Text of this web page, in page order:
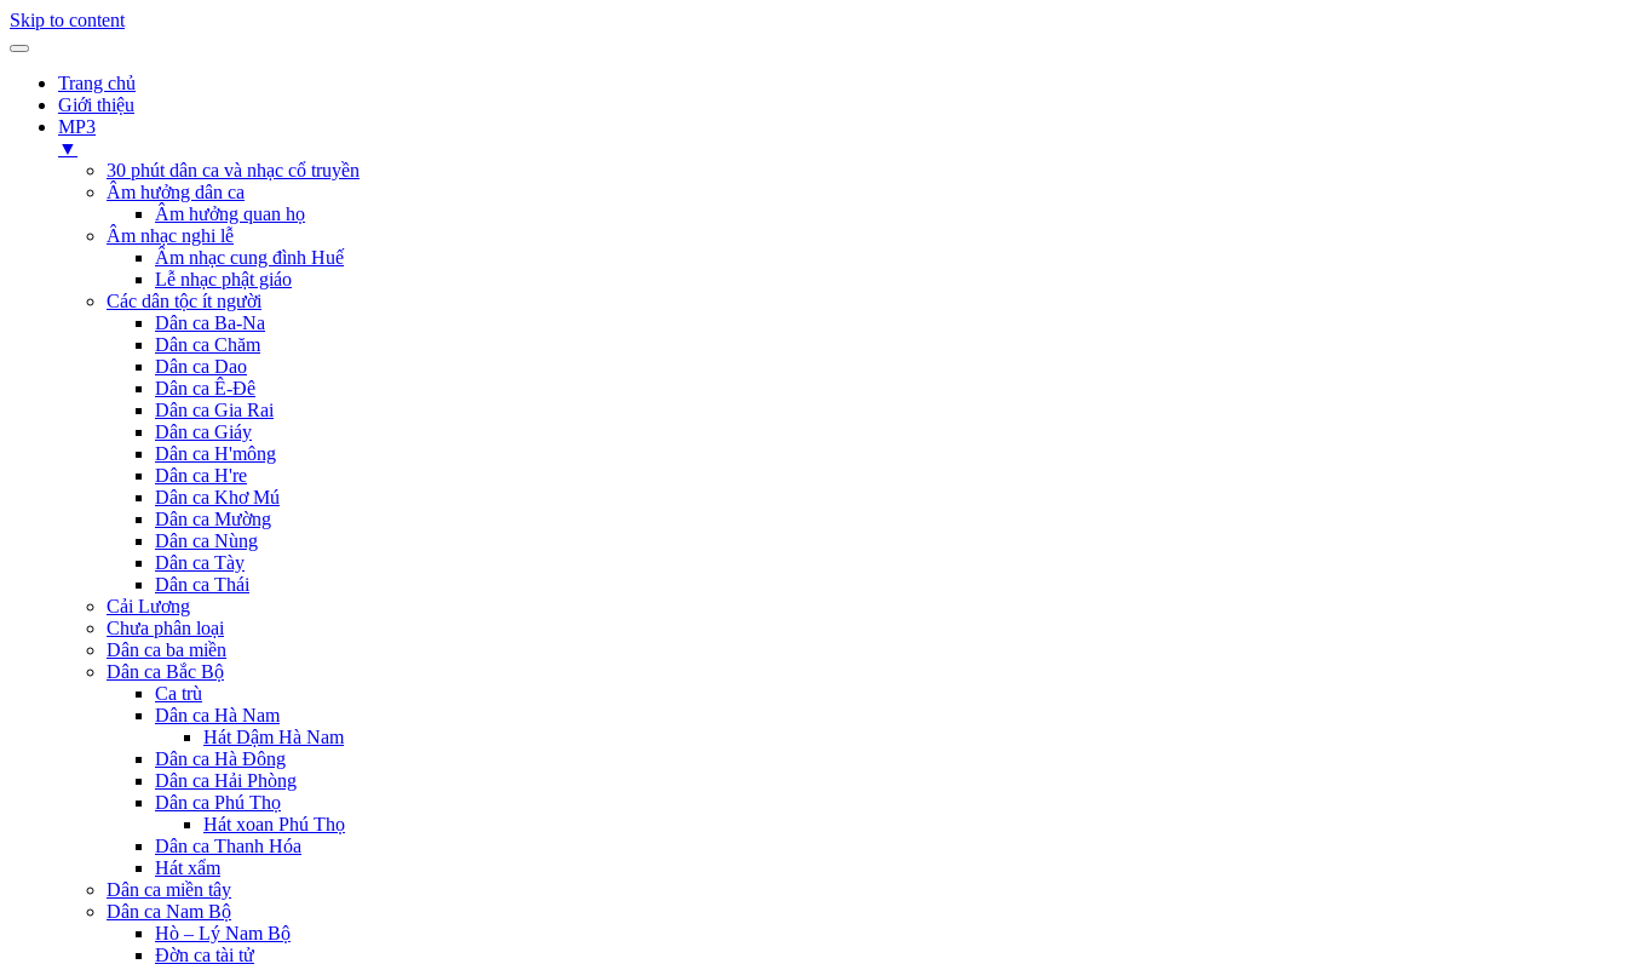
Skip to content
Trang chủ
Giới thiệu
MP3
▼
30 phút dân ca và nhạc cổ truyền
Âm hưởng dân ca
Âm hưởng quan họ
Âm nhạc nghi lễ
Âm nhạc cung đình Huế
Lễ nhạc phật giáo
Các dân tộc ít người
Dân ca Ba-Na
Dân ca Chăm
Dân ca Dao
Dân ca Ê-Đê
Dân ca Gia Rai
Dân ca Giáy
Dân ca H'mông
Dân ca H're
Dân ca Khơ Mú
Dân ca Mường
Dân ca Nùng
Dân ca Tày
Dân ca Thái
Cải Lương
Chưa phân loại
Dân ca ba miền
Dân ca Bắc Bộ
Ca trù
Dân ca Hà Nam
Hát Dậm Hà Nam
Dân ca Hà Đông
Dân ca Hải Phòng
Dân ca Phú Thọ
Hát xoan Phú Thọ
Dân ca Thanh Hóa
Hát xẩm
Dân ca miền tây
Dân ca Nam Bộ
Hò – Lý Nam Bộ
Đờn ca tài tử